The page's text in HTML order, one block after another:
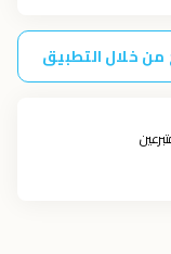
خلال التطبيق